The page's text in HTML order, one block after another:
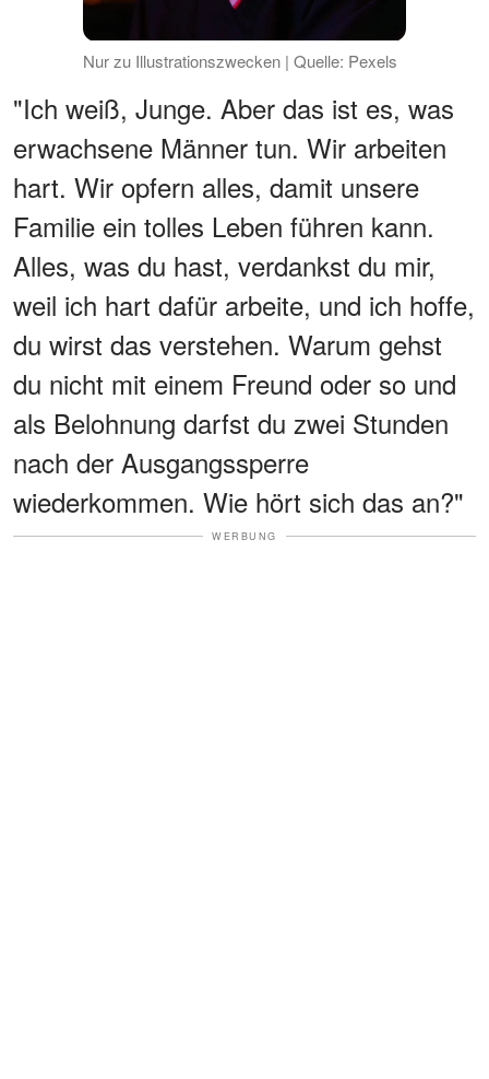
Nur zu Illustrationszwecken | Quelle: Pexels
"Ich weiß, Junge. Aber das ist es, was
erwachsene Männer tun. Wir arbeiten
hart. Wir opfern alles, damit unsere
Familie ein tolles Leben führen kann.
Alles, was du hast, verdankst du mir,
weil ich hart dafür arbeite, und ich hoffe,
du wirst das verstehen. Warum gehst
du nicht mit einem Freund oder so und
als Belohnung darfst du zwei Stunden
nach der Ausgangssperre
wiederkommen. Wie hört sich das an?"
WERBUNG